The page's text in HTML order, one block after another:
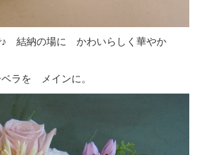
結納の場に かわいらしく華やか
ラを メインに。